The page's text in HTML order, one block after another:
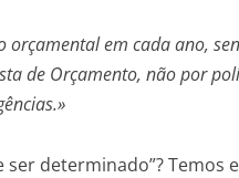
orçamental em cada ano,
de Orçamento, não por
ser determinado”?